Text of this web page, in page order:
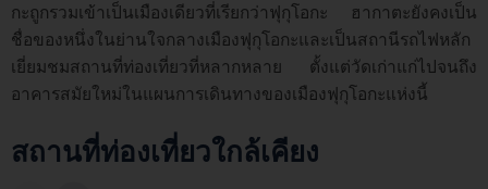
กะถูกรวมเข้าเป็นเมืองเดียวที่เรียกว่าฟุกุโอกะ ฮากาตะยังคงเป็น
ชื่อของหนึ่งในย่านใจกลางเมืองฟุกุโอกะและเป็นสถานีรถไฟหลัก
เยี่ยมชมสถานที่ท่องเที่ยวที่หลากหลาย ตั้งแต่วัดเก่าแก่ไปจนถึง
อาคารสมัยใหม่ในแผนการเดินทางของเมืองฟุกุโอกะแห่งนี้
สถานที่ท่องเที่ยวใกล้เคียง